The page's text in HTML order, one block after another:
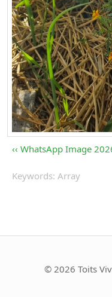
WhatsApp Image
Keywords: Array
© 2026 Toits